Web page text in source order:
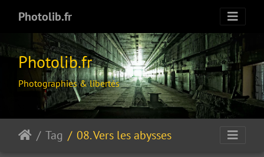
Photolib.fr
Photolib.fr
Photographies & libertés
Tag 08. Vers les abysses